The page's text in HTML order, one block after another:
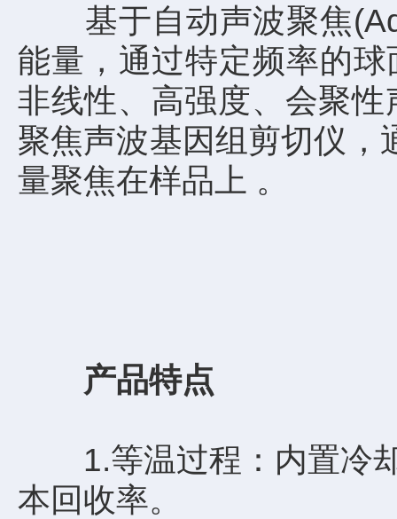
基于自动声波聚焦
能量，通过特定频率的
非线性、高强度、会聚
聚焦声波基因组剪切仪，
量聚焦在样品上 。
产品特点
1.等温过程：内置冷却
本回收率。